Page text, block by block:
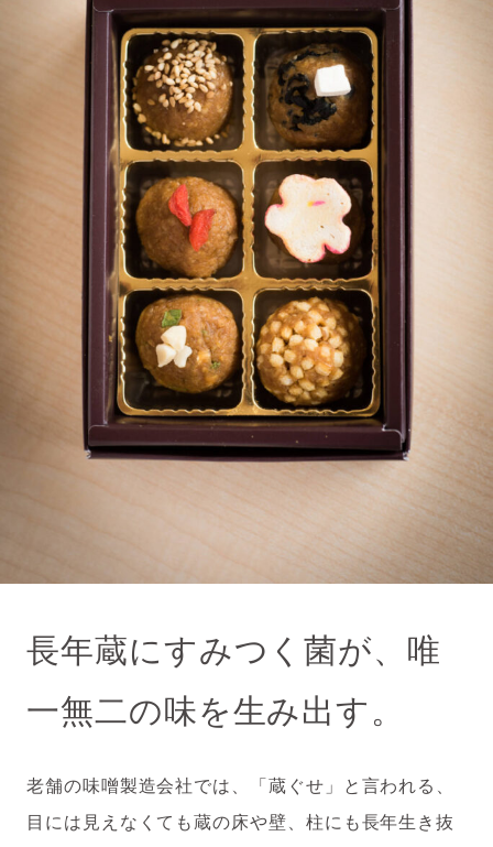
長年蔵にすみつく菌が、唯
一無二の味を生み出す。
老舗の味噌製造会社では、「蔵ぐせ」と言われる、
目には見えなくても蔵の床や壁、柱にも長年生き抜